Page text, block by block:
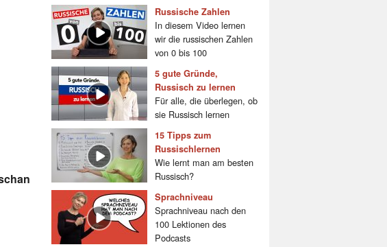
Russische Zahlen
In diesem Video lernen
wir die russischen Zahlen
von 0 bis 100
5 gute Gründe,
Russisch zu lernen
Für alle, die überlegen, ob
sie Russisch lernen
15 Tipps zum
Russischlernen
Wie lernt man am besten
Russisch?
Sprachniveau
Sprachniveau nach den
100 Lektionen des
Podcasts